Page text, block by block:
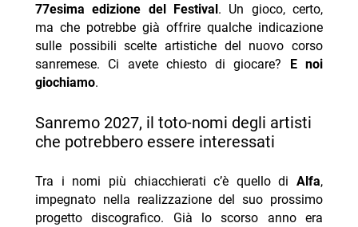
77esima edizione del Festival . Un gioco, certo,
ma che potrebbe già offrire qualche indicazione
sulle possibili scelte artistiche del nuovo corso
sanremese. Ci avete chiesto di giocare?
E noi
giochiamo.
Sanremo 2027, il toto-nomi degli artisti
che potrebbero essere interessati
Tra i nomi più chiacchierati c’è quello diAlfa,
impegnato nella realizzazione del suo prossimo
progetto discografico. Già lo scorso anno era